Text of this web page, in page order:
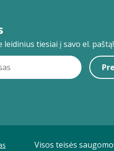
tiesiai į savo el. paštą!
Visos teisės